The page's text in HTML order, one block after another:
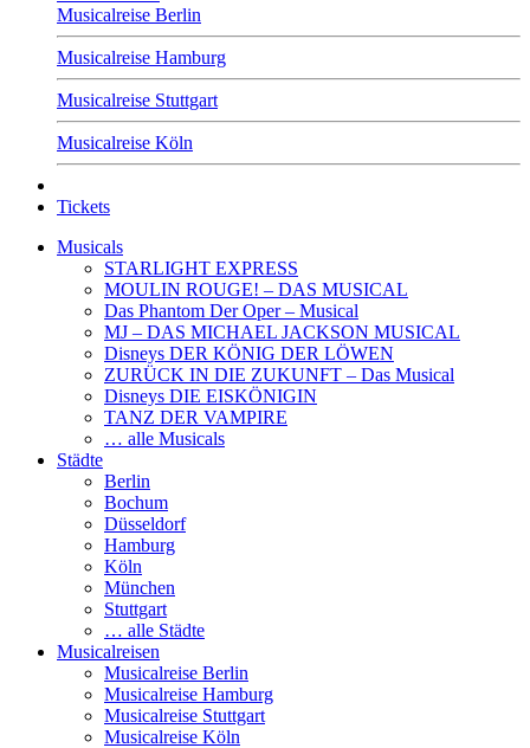
Musicalreise Berlin
Musicalreise Hamburg
Musicalreise Stuttgart
Musicalreise Köln
Tickets
Musicals
STARLIGHT EXPRESS
MOULIN ROUGE! – DAS MUSICAL
Das Phantom Der Oper – Musical
MJ – DAS MICHAEL JACKSON MUSICAL
Disneys DER KÖNIG DER LÖWEN
ZURÜCK IN DIE ZUKUNFT – Das Musical
Disneys DIE EISKÖNIGIN
TANZ DER VAMPIRE
… alle Musicals
Städte
Berlin
Bochum
Düsseldorf
Hamburg
Köln
München
Stuttgart
… alle Städte
Musicalreisen
Musicalreise Berlin
Musicalreise Hamburg
Musicalreise Stuttgart
Musicalreise Köln